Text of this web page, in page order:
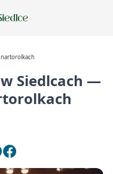
Siedlcach —